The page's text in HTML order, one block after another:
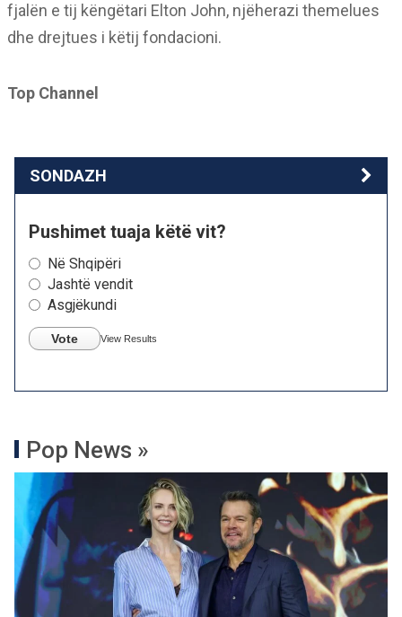
fjalën e tij këngëtari Elton John, njëherazi themelues
dhe drejtues i këtij fondacioni.
Top Channel
SONDAZH
Pushimet tuaja këtë vit?
Në Shqipëri
Jashtë vendit
Asgjëkundi
Vote View Results
Pop News »